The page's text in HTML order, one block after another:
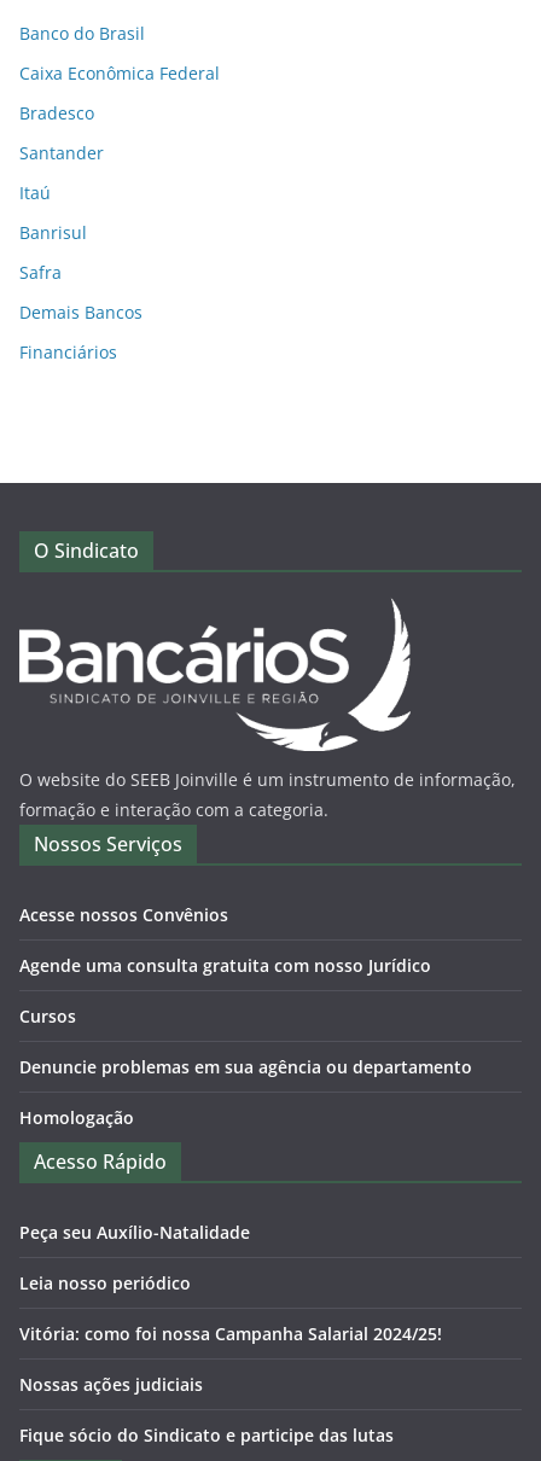
Banco do Brasil
Caixa Econômica Federal
Bradesco
Santander
Itaú
Banrisul
Safra
Demais Bancos
Financiários
O Sindicato
O website do SEEB Joinville é um instrumento de informação,
formação e interação com a categoria.
Nossos Serviços
Acesse nossos Convênios
Agende uma consulta gratuita com nosso Jurídico
Cursos
Denuncie problemas em sua agência ou departamento
Homologação
Acesso Rápido
Peça seu Auxílio-Natalidade
Leia nosso periódico
Vitória: como foi nossa Campanha Salarial 2024/25!
Nossas ações judiciais
Fique sócio do Sindicato e participe das lutas